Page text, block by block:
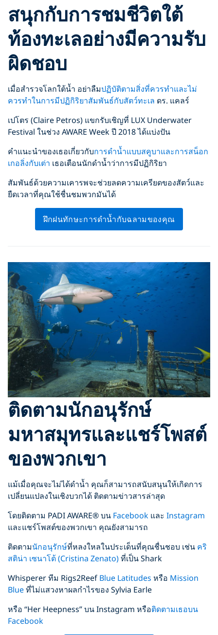
สนุกกับการชมชีวิตใต้
ท้องทะเลอย่างมีความรับ
ผิดชอบ
เมื่อสำรวจโลกใต้น้ำ อย่าลืมปฏิบัติตามสิ่งที่ควรทำและไม่
ควรทำในการมีปฏิกิริยาสัมพันธ์กับสัตว์ทะเล ดร. แคลร์
เปโตร (Claire Petros) แขกรับเชิญที่ LUX Underwater
Festival ในช่วง AWARE Week ปี 2018 ได้แบ่งปัน
คำแนะนำของเธอเกี่ยวกับการดำน้ำแบบสคูบาและการสน็อก
เกอลิ่งกับเต่า เธอเตือนนักดำน้ำว่าการมีปฏิกิริยา
สัมพันธ์ด้วยความเคารพจะช่วยลดความเครียดของสัตว์และ
ยืดเวลาที่คุณใช้ชื่นชมพวกมันได้
ฝึกฝนทักษะการดำน้ำกับฉลามของคุณ
ติดตามนักอนุรักษ์
มหาสมุทรและแชร์โพสต์
ของพวกเขา
แม้เมื่อคุณจะไม่ได้ดำน้ำ คุณก็สามารถสนับสนุนให้เกิดการ
เปลี่ยนแปลงในเชิงบวกได้ ติดตามข่าวสารล่าสุด
โดยติดตาม PADI AWARE® บน Facebook และ Instagram
และแชร์โพสต์ของพวกเขา คุณยังสามารถ
ติดตามนักอนุรักษ์ที่หลงใหลในประเด็นที่คุณชื่นชอบ เช่น คริ
สติน่า เซนาโต้ (Cristina Zenato)ที่เป็น Shark
Whisperer ทีม Rigs2Reef Blue Latitudes หรือ Mission
Blueที่ไม่แสวงหาผลกำไรของ Sylvia Earle
หรือ “Her Heepness” บน Instagram หรือติดตามเธอบน
Facebook